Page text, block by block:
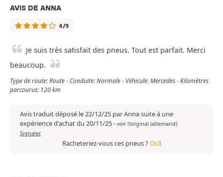
AVIS DE ANNA
4/5
Je suis très satisfait des pneus. Tout est parfait. Merci
beaucoup.
Type de route: Route - Conduite: Normale - Véhicule: Mercedes - Kilomètres
parcourus: 120 km
Avis traduit déposé le 22/12/25 par Anna suite à une
expérience d'achat du 20/11/25- voir l'original (allemand)
Signaler
Racheteriez-vous ces pneus ?OUI